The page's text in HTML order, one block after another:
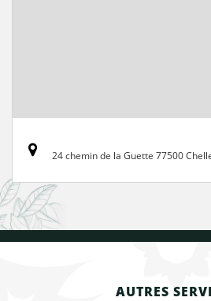
24 chemin de la Guette 77500
AUTRES